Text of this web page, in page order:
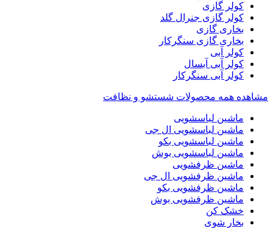
کولر گازی
کولر گازی جنرال گلد
بخاری گازی
بخاری گازی سنگرکار
کولر آبی
کولر آبی آبسال
کولر آبی سنگرکار
مشاهده همه محصولات شستشو و نظافت
ماشین لباسشویی
ماشین لباسشویی ال جی
ماشین لباسشویی بکو
ماشین لباسشویی بوش
ماشین ظرفشویی
ماشین ظرفشویی ال جی
ماشین ظرفشویی بکو
ماشین ظرفشویی بوش
خشک کن
بخار شوی